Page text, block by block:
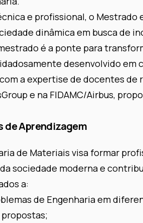
e profissional, o
dinâmica em busca de
é a ponte para
desenvolvido em
a expertise de docentes
e na FIDAMC/Airbus,
de Aprendizagem
de Materiais visa formar
sociedade moderna e
a:
de Engenharia em